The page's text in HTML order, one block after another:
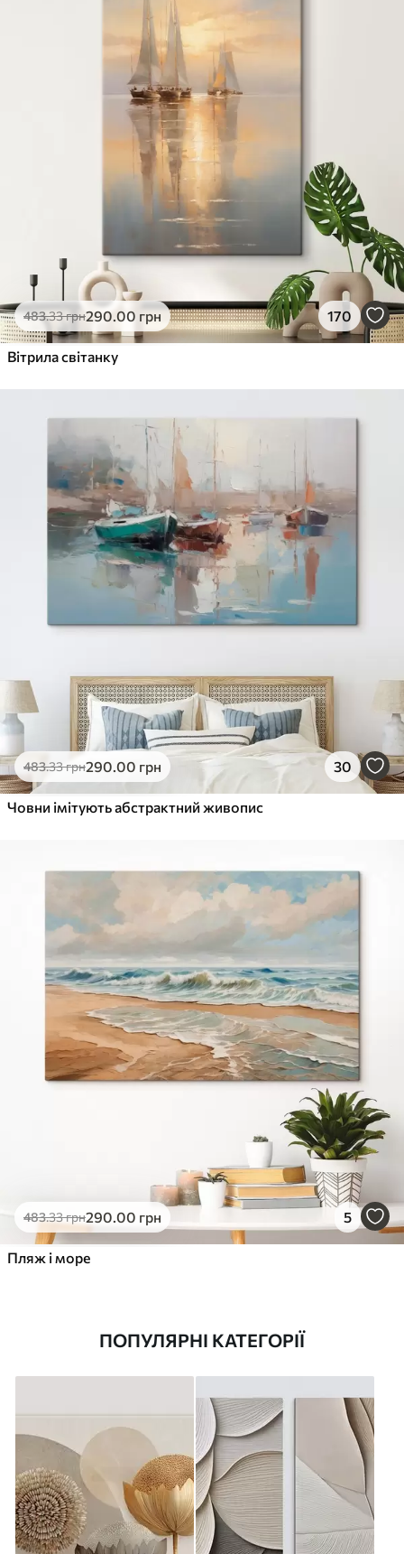
483.33грн290.00 грн 170
Вітрила світанку
483.33грн290.00 грн 30
Човни імітують абстрактний живопис
483.33грн290.00 грн 5
Пляж і море
ПОПУЛЯРНІ КАТЕГОРІЇ